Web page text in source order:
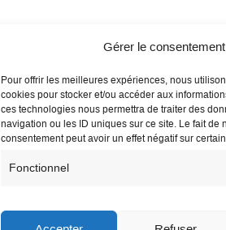
Gérer le
Pour offrir les meilleures expériences, nous
cookies pour stocker et/ou accéder aux
ces technologies nous permettra de traiter des
navigation ou les ID uniques sur ce site. Le fait de
consentement peut avoir un effet négatif sur
Fonctionnel
Legal notice
Legal Notice